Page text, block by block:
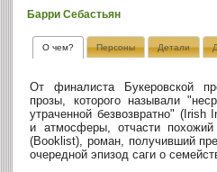
Барри Себастьян
О чем? Персоны Детали
От финалиста Букеровской
прозы, которого называли
утраченной безвозвратно"
и атмосферы, отчасти
(Booklist), роман, получивший
очередной эпизод саги о